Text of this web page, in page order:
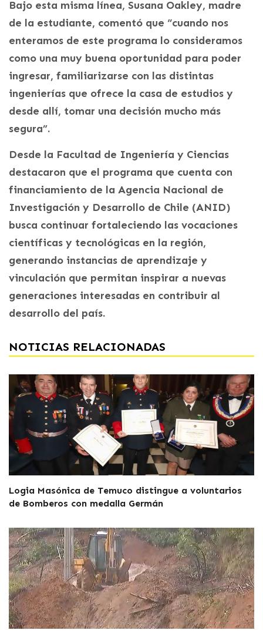
Bajo esta misma línea, Susana Oakley, madre
de la estudiante, comentó que “cuando nos
enteramos de este programa lo consideramos
como una muy buena oportunidad para poder
ingresar, familiarizarse con las distintas
ingenierías que ofrece la casa de estudios y
desde allí, tomar una decisión mucho más
segura”.
Desde la Facultad de Ingeniería y Ciencias
destacaron que el programa que cuenta con
financiamiento de la Agencia Nacional de
Investigación y Desarrollo de Chile (ANID)
busca continuar fortaleciendo las vocaciones
científicas y tecnológicas en la región,
generando instancias de aprendizaje y
vinculación que permitan inspirar a nuevas
generaciones interesadas en contribuir al
desarrollo del país.
NOTICIAS RELACIONADAS
Logia Masónica de Temuco distingue a voluntarios
de Bomberos con medalla Germán